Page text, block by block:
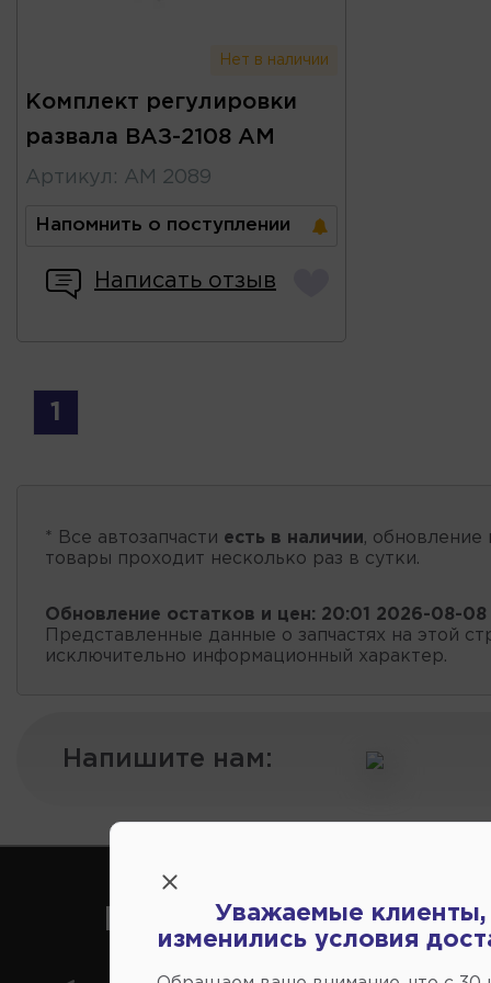
Нет в наличии
Комплект регулировки
развала ВАЗ-2108 АМ
Артикул : АМ 2089
Напомнить о поступлении
Написать отзыв
1
* Все автозапчасти есть в наличии, обновление
товары проходит несколько раз в сутки.
Обновление остатков и цен: 20:01 2026-08-08
Представленные данные о запчастях на этой
исключительно информационный характер.
Напишите нам:
Как нас найти
Уважаемые клиенты,
изменились условия